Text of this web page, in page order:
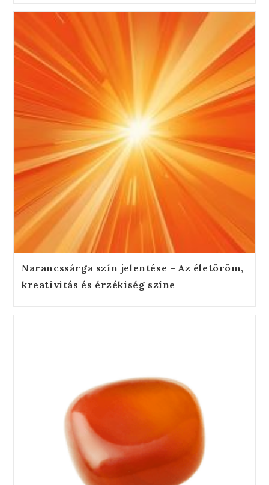
Narancssárga szín jelentése – Az életöröm,
kreativitás és érzékiség színe